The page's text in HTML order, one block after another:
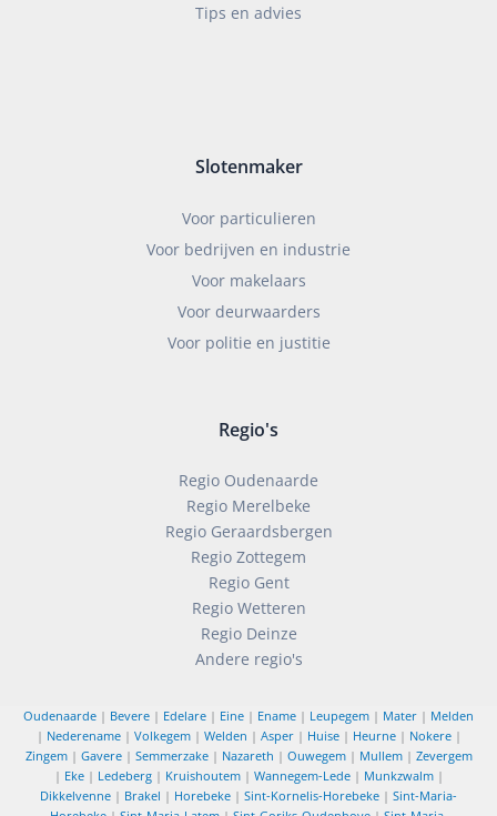
Tips en advies
Slotenmaker
Voor particulieren
Voor bedrijven en industrie
Voor makelaars
Voor deurwaarders
Voor politie en justitie
Regio's
Regio Oudenaarde
Regio Merelbeke
Regio Geraardsbergen
Regio Zottegem
Regio Gent
Regio Wetteren
Regio Deinze
Andere regio's
Oudenaarde | Bevere | Edelare | Eine | Ename | Leupegem | Mater | Melden
| Nederename| Volkegem| Welden | Asper| Huise| Heurne| Nokere|
Zingem| Gavere| Semmerzake| Nazareth | Ouwegem| Mullem| Zevergem
| Eke| Ledeberg| Kruishoutem| Wannegem-Lede| Munkzwalm|
Dikkelvenne | Brakel | Horebeke | Sint-Kornelis-Horebeke | Sint-Maria-